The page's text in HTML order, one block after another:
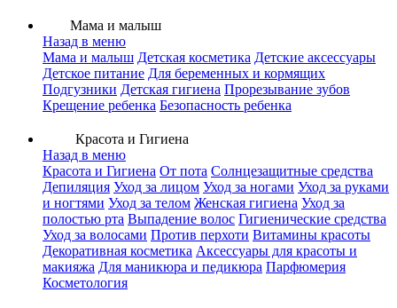
Мама и малыш
Назад в меню
Мама и малыш Детская косметика Детские аксессуары
Детское питание Для беременных и кормящих
Подгузники Детская гигиена Прорезывание зубов
Крещение ребенка Безопасность ребенка
Красота и Гигиена
Назад в меню
Красота и Гигиена От пота Солнцезащитные средства
Депиляция Уход за лицом Уход за ногами Уход за руками
и ногтями Уход за телом Женская гигиена Уход за
полостью рта Выпадение волос Гигиенические средства
Уход за волосами Против перхоти Витамины красоты
Декоративная косметика Аксессуары для красоты и
макияжа Для маникюра и педикюра Парфюмерия
Косметология